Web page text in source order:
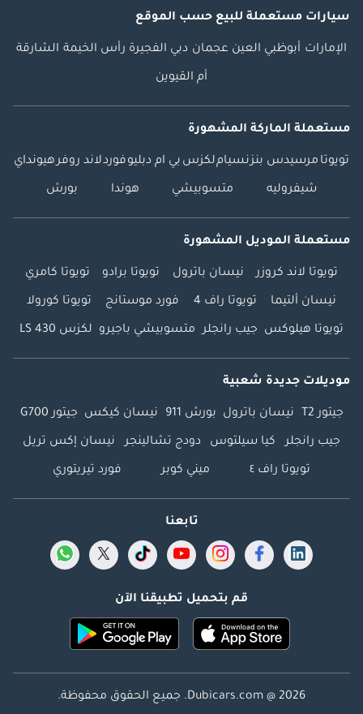
سيارات مستعملة للبيع حسب الموقع
الإمارات أبوظبي العين عجمان دبي الفجيرة رأس الخيمة الشارقة
أم القيوين
مستعملة الماركة المشهورة
تويوتا مرسيدس بنزنسياملكزس بي ام دبليوفوردلاند روفرهيونداي
شيفروليه متسوبيشي هوندا بورش
مستعملة الموديل المشهورة
تويوتا لاند كروزر نيسان باترول تويوتا برادو تويوتا كامري
نيسان ألتيما تويوتا راف 4 فورد موستانج تويوتا كورولا
تويوتا هيلوكس جيب رانجلر متسوبيشي باجيرو لكزس LS 430
موديلات جديدة شعبية
جيتور T2 نيسان باترول بورش 911 نيسان كيكس جيتور G700
جيب رانجلر كيا سيلتوس دودج تشالينجر نيسان إكس تريل
تويوتا راف ٤ ميني كوبر فورد تيريتوري
تابعنا
قم بتحميل تطبيقنا الآن
Dubicars.com @ 2026. جميع الحقوق محفوظة.